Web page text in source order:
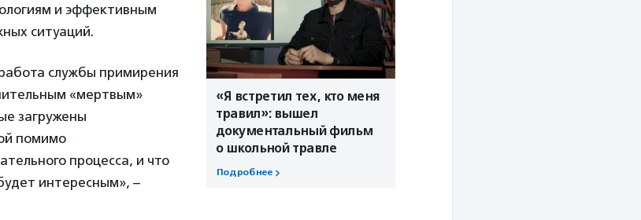
«Я встретил тех, кто меня
травил»: вышел
документальный фильм
о школьной травле
Подробнее
и эффективным
ситуаций.
службы примирения
«мертвым»
загружены
помимо
процесса, и что
интересным», –